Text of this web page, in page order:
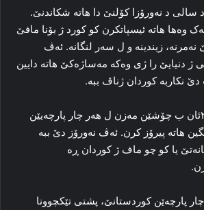
سالی د نه‌ورۆزا کۆلنێ دا هاته‌ شکاندنێ.
وه‌ها هاته‌ ئیسپاتکرن کو کورد ژ بۆنا مافێ
زیندینه‌ و ل سه‌ر لنگانه‌. ئه‌ڤ
دنیایێ را ژی وه‌که‌ مه‌ساژه‌کێ هاته‌ دایین
نکاربه‌ کوردان ژناڤ ببە.
هه‌ر وه‌ها نه‌ورۆزا ۲۰۲٥ئان ب چۆشێن مه‌زن ل هه‌ر چار پا‌رچەیێن
هاته‌ پیرۆز کرن. ئه‌ڤ نه‌ورۆز دێ ببه‌
یا کو چو ماف ژ کوردان ڕه‌
پا‌رچەێن کوردستانێ، پشتی تێکچوونا